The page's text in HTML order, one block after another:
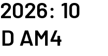
10
AM4